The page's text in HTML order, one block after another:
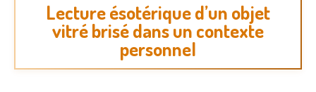
Lecture ésotérique d’un objet
vitré brisé dans un contexte
personnel